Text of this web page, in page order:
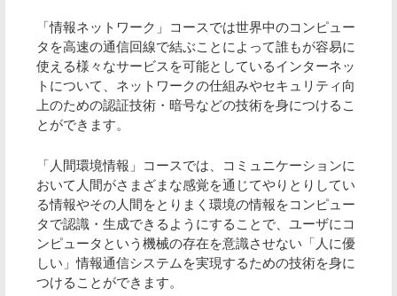
「情報ネットワーク」コースでは世界中のコンピュー
タを高速の通信回線で結ぶことによって誰もが容易に
使える様々なサービスを可能としているインターネッ
トについて、ネットワークの仕組みやセキュリティ向
上のための認証技術・暗号などの技術を身につけるこ
とができます。
「人間環境情報」コースでは、コミュニケーションに
おいて人間がさまざまな感覚を通じてやりとりしてい
る情報やその人間をとりまく環境の情報をコンピュー
タで認識・生成できるようにすることで、ユーザにコ
ンピュータという機械の存在を意識させない「人に優
しい」情報通信システムを実現するための技術を身に
つけることができます。